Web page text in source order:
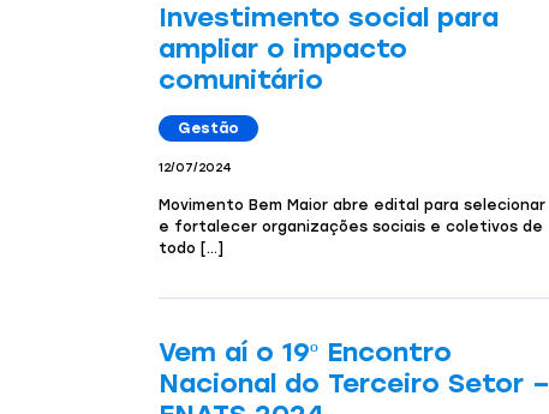
Investimento social para
ampliar o impacto
comunitário
Gestão
12/07/2024
Movimento Bem Maior abre edital para selecionar
e fortalecer organizações sociais e coletivos de
todo […]
Vem aí o 19º Encontro
Nacional do Terceiro Setor –